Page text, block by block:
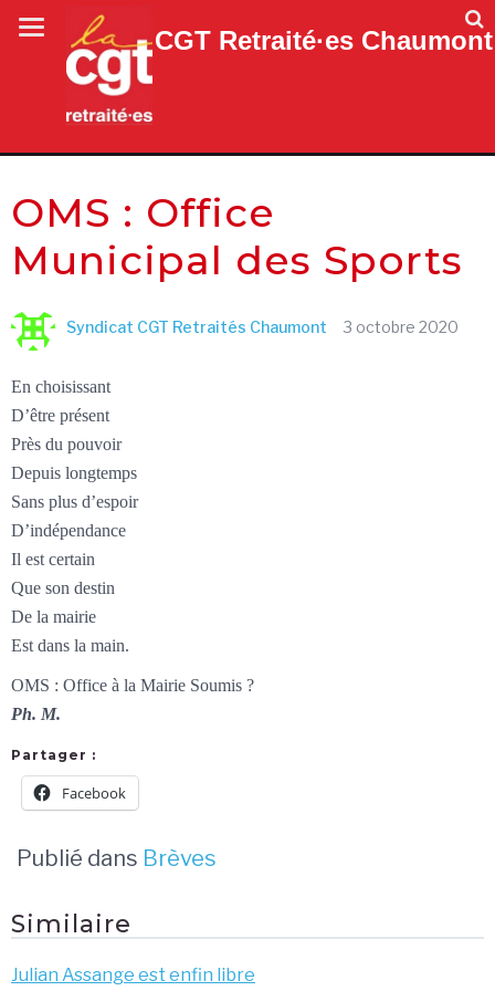
CGT Retraité·es Chaumont
OMS : Office
Municipal des Sports
Syndicat CGT Retraités Chaumont 3 octobre 2020
En choisissant
D’être présent
Près du pouvoir
Depuis longtemps
Sans plus d’espoir
D’indépendance
Il est certain
Que son destin
De la mairie
Est dans la main.
OMS : Office à la Mairie Soumis ?
Ph. M.
Partager :
Facebook
Publié dans Brèves
Similaire
Julian Assange est enfin libre